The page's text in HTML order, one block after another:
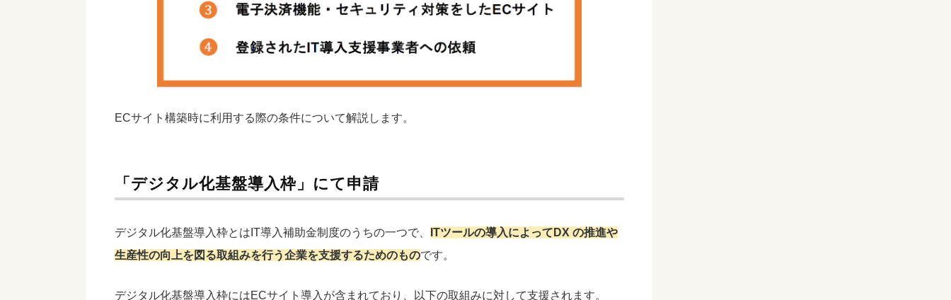
ECサイト構築時に利用する際の条件について解説します。
「デジタル化基盤導入枠」にて申請
デジタル化基盤導入枠とはIT導入補助金制度のうちの一つで、
ITツールの導入によってDX の推進や
生産性の向上を図る取組みを行う企業を支援するためのものです。
デジタル化基盤導入枠にはECサイト導入が含まれており、以下の取組みに対して支援されます。